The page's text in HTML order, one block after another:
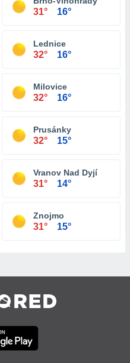
31° 16°
Lednice
32° 16°
Milovice
32° 16°
Prusánky
32° 15°
Vranov Nad Dyjí
31° 14°
Znojmo
31° 15°